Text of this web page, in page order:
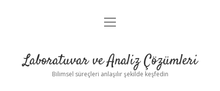
Anasayfa
Yasal Uyarı
menüyü
Laboratuvar ve Analiz Çözümleri
Bilimsel süreçleri anlaşılır şekilde keşfedin